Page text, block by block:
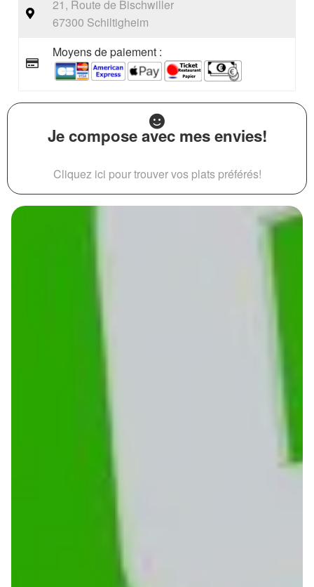
21, Route de Bischwiller
67300 Schiltigheim
Moyens de paiement :
Je compose avec mes envies!
Cliquez ici pour trouver vos plats préférés!